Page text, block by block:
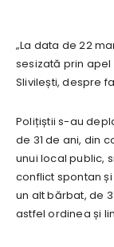
„La data de 22
sesizată prin
Slivilești, despre
Polițiștii s-au
de 31 de ani, din
unui local public,
conflict spontan
un alt bărbat, de
astfel ordinea și